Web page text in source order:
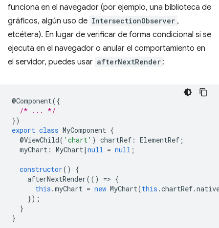
funciona en el navegador (por ejemplo, una biblioteca de
gráficos, algún uso de IntersectionObserver ,
etcétera). En lugar de verificar de forma condicional si se
ejecuta en el navegador o anular el comportamiento en
el servidor, puedes usar afterNextRender :
@Component({
/* ... */
})
export class MyComponent {
@ViewChild( 'chart' ) chartRef : ElementRef ;
myChart : MyChart| null = null ;
constructor()
{
afterNextRender(() => {
this .myChart = new MyChart(this .chartRef.
});
}
}